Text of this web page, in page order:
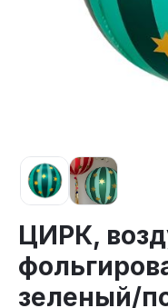
ЦИРК,
зеленый/